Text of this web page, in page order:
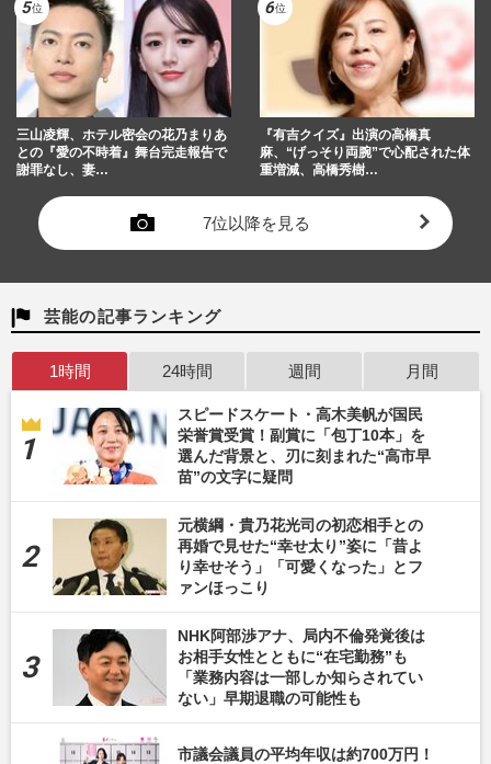
三山凌輝、ホテル密会の花乃まりあ
との『愛の不時着』舞台完走報告で
謝罪なし、妻…
『有吉クイズ』出演の高橋真
麻、“げっそり両腕”で心配された体
重増減、高橋秀樹…
7位以降を見る
芸能の記事ランキング
1時間 24時間 週間 月間
スピードスケート・高木美帆が国民
栄誉賞受賞！副賞に「包丁10本」を
選んだ背景と、刃に刻まれた“高市早
苗”の文字に疑問
元横綱・貴乃花光司の初恋相手との
再婚で見せた“幸せ太り”姿に「昔よ
り幸せそう」「可愛くなった」とフ
ァンほっこり
NHK阿部渉アナ、局内不倫発覚後は
お相手女性とともに“在宅勤務”も
「業務内容は一部しか知らされてい
ない」早期退職の可能性も
市議会議員の平均年収は約700万円！